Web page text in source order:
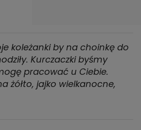
koleżanki by na choinkę do
Kurczaczki byśmy
pracować u Ciebie.
żółto, jajko wielkanocne,